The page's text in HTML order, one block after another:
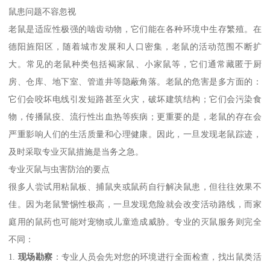
鼠患问题不容忽视
老鼠是适应性极强的啮齿动物，它们能在各种环境中生存繁殖。在
德阳旌阳区，随着城市发展和人口密集，老鼠的活动范围不断扩
大。常见的老鼠种类包括褐家鼠、小家鼠等，它们通常藏匿于厨
房、仓库、地下室、管道井等隐蔽角落。老鼠的危害是多方面的：
它们会咬坏电线引发短路甚至火灾，破坏建筑结构；它们会污染食
物，传播鼠疫、流行性出血热等疾病；更重要的是，老鼠的存在会
严重影响人们的生活质量和心理健康。因此，一旦发现老鼠踪迹，
及时采取专业灭鼠措施是当务之急。
专业灭鼠与虫害防治的要点
很多人尝试用粘鼠板、捕鼠夹或鼠药自行解决鼠患，但往往效果不
佳。因为老鼠警惕性极高，一旦发现危险就会改变活动路线，而家
庭用的鼠药也可能对宠物或儿童造成威胁。专业的灭鼠服务则完全
不同：
1. 现场勘察 ：专业人员会先对您的环境进行全面检查，找出鼠类活